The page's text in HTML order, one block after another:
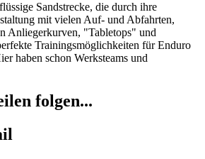
Sandstrecke, die durch ihre
mit vielen Auf- und Abfahrten,
Anliegerkurven, "Tabletops" und
Trainingsmöglichkeiten für Enduro
haben schon Werksteams und
folgen...